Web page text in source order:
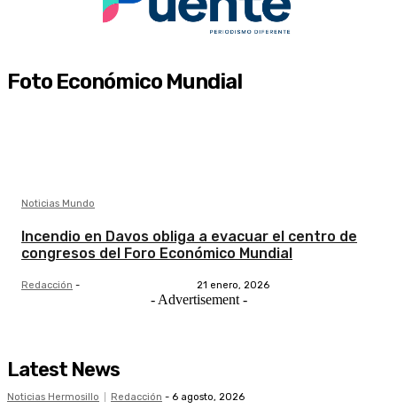
Foto Económico Mundial
Noticias Mundo
Incendio en Davos obliga a evacuar el centro de
congresos del Foro Económico Mundial
Redacción - 21 enero, 2026
- Advertisement -
Latest News
Noticias Hermosillo Redacción - 6 agosto, 2026